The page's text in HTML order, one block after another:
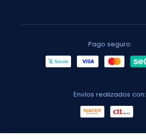
Pago seguro:
Envíos realizados con: